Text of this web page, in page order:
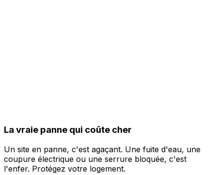
Sponsorisé · Lien affilié
MGPsemble fonctionner normalement. Si vous
rencontrez un problème, il vient peut-être de votre
connexion internet. Vérifiez votre opérateur :